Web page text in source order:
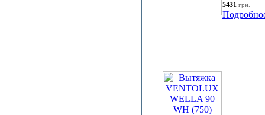
5431 грн.